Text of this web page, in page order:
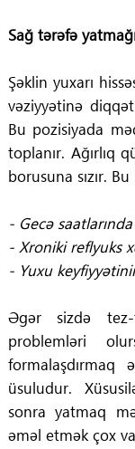
Sağ tərəfə
Şəklin yuxarı
vəziyyətinə
Bu pozisiyada
toplanır. Ağırlıq
borusuna sızır. Bu
- Gecə
- Xroniki reflyuks
- Yuxu
Əgər sizdə
problemləri
üsuludur.
sonra yatmaq
əməl etmək çox